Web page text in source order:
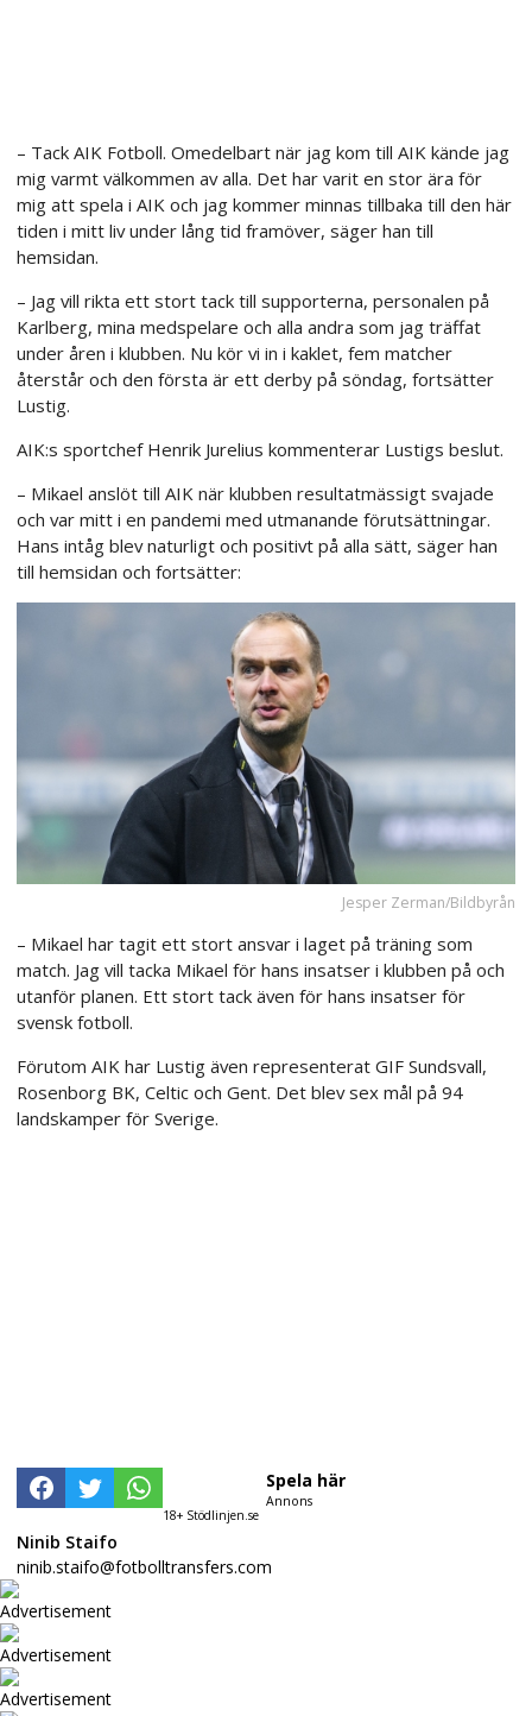
– Tack AIK Fotboll. Omedelbart när jag kom till AIK kände jag
mig varmt välkommen av alla. Det har varit en stor ära för
mig att spela i AIK och jag kommer minnas tillbaka till den här
tiden i mitt liv under lång tid framöver, säger han till
hemsidan.
– Jag vill rikta ett stort tack till supporterna, personalen på
Karlberg, mina medspelare och alla andra som jag träffat
under åren i klubben. Nu kör vi in i kaklet, fem matcher
återstår och den första är ett derby på söndag, fortsätter
Lustig.
AIK:s sportchef Henrik Jurelius kommenterar Lustigs beslut.
– Mikael anslöt till AIK när klubben resultatmässigt svajade
och var mitt i en pandemi med utmanande förutsättningar.
Hans intåg blev naturligt och positivt på alla sätt, säger han
till hemsidan och fortsätter:
Jesper Zerman/Bildbyrån
– Mikael har tagit ett stort ansvar i laget på träning som
match. Jag vill tacka Mikael för hans insatser i klubben på och
utanför planen. Ett stort tack även för hans insatser för
svensk fotboll.
Förutom AIK har Lustig även representerat GIF Sundsvall,
Rosenborg BK, Celtic och Gent. Det blev sex mål på 94
landskamper för Sverige.
18+ Stödlinjen.se
Spela här
Annons
Ninib Staifo
ninib.staifo@fotbolltransfers.com